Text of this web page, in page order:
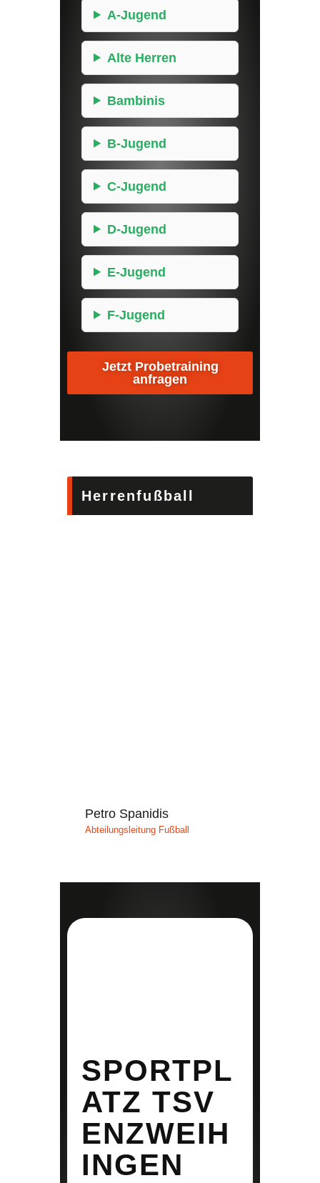
A-Jugend
Alte Herren
Bambinis
B-Jugend
C-Jugend
D-Jugend
E-Jugend
F-Jugend
Jetzt Probetraining
anfragen
Herrenfußball
Petro Spanidis
Abteilungsleitung Fußball
SPORTPL
ATZ TSV
ENZWEIH
INGEN